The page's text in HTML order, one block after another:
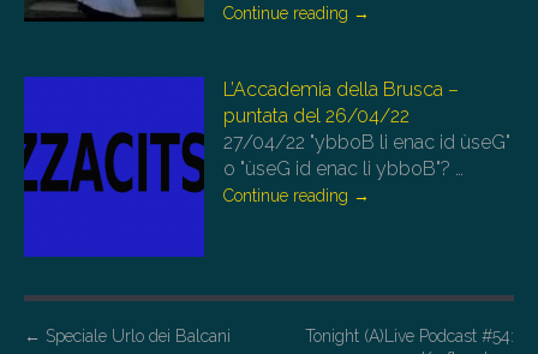
Continue reading →
L’Accademia della Brusca –
puntata del 26/04/22
27/04/22 "ybboB li enac id ùseG"
o "ùseG id enac li ybboB"? …
Continue reading →
P
← Speciale Urlo dei Balcani
Tonight (A)Live Podcast #54: